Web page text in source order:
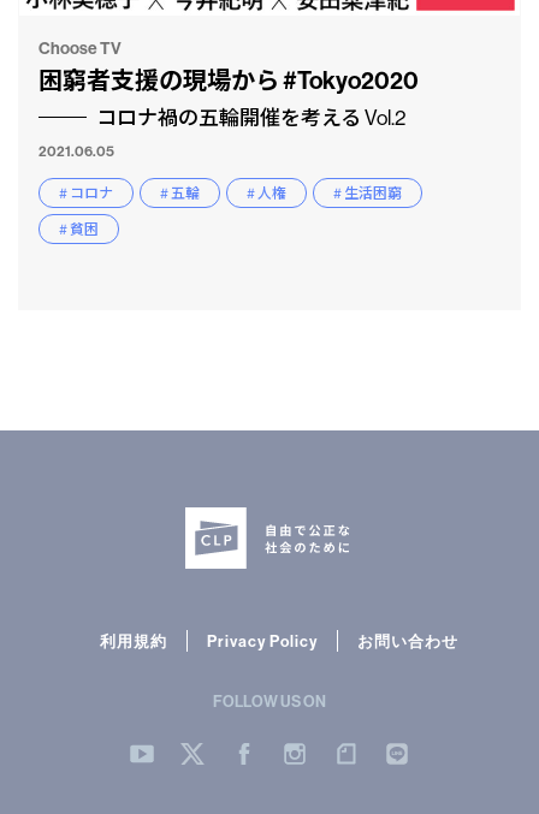
Choose TV
困窮者支援の現場から #Tokyo2020
コロナ禍の五輪開催を考える Vol.2
2021.06.05
# コロナ # 五輪 # 人権
# 生活困窮
# 貧困
利用規約 Privacy Policy お問い合わせ
FOLLOW US ON